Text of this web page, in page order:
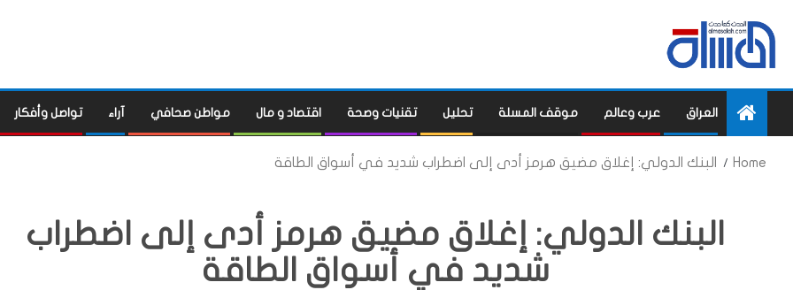
العراق عرب وعالم موقف المسلة تحليل تقنيات وصحة اقتصاد و مال مواطن صحافي آراء تواصل وأفكار
Home البنك الدولي: إغلاق مضيق هرمز أدى إلى اضطراب شديد في أسواق الطاقة
البنك الدولي: إغلاق مضيق هرمز أدى إلى اضطراب
شديد في أسواق الطاقة